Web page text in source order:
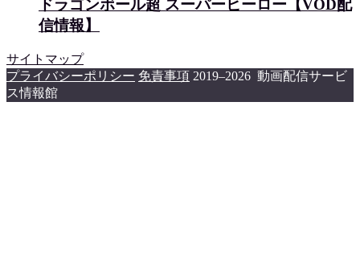
ドラゴンボール超 スーパーヒーロー【VOD配
信情報】
サイトマップ
プライバシーポリシー 免責事項 2019–2026 動画配信サービ
ス情報館